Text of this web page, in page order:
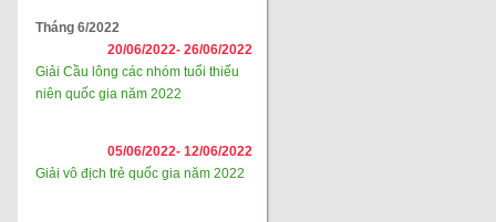
Tháng 6/2022
20/06/2022- 26/06/2022
Giải Cầu lông các nhóm tuổi thiếu
niên quốc gia năm 2022
05/06/2022- 12/06/2022
Giải vô địch trẻ quốc gia năm 2022